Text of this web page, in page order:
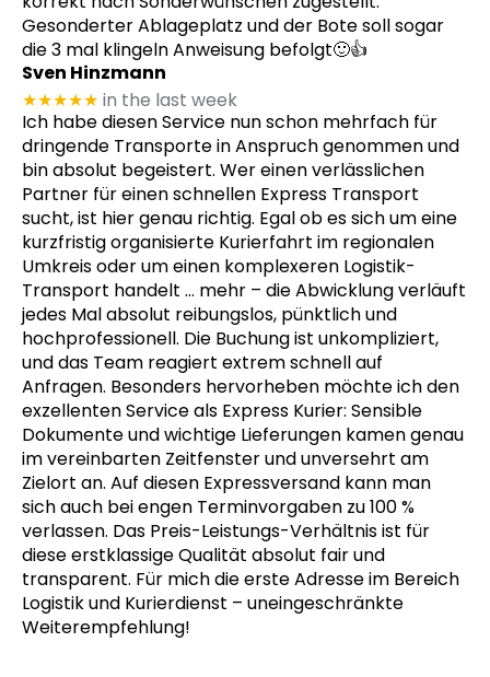
Gesonderter Ablageplatz und der Bote soll sogar
die 3 mal klingeln Anweisung befolgt🙂👍
Sven Hinzmann
★★★★★ in the last week
Ich habe diesen Service nun schon mehrfach für
dringende Transporte in Anspruch genommen und
bin absolut begeistert. Wer einen verlässlichen
Partner für einen schnellen Express Transport
sucht, ist hier genau richtig. Egal ob es sich um eine
kurzfristig organisierte Kurierfahrt im regionalen
Umkreis oder um einen komplexeren Logistik-
Transport handelt … mehr – die Abwicklung verläuft
jedes Mal absolut reibungslos, pünktlich und
hochprofessionell. Die Buchung ist unkompliziert,
und das Team reagiert extrem schnell auf
Anfragen. Besonders hervorheben möchte ich den
exzellenten Service als Express Kurier: Sensible
Dokumente und wichtige Lieferungen kamen genau
im vereinbarten Zeitfenster und unversehrt am
Zielort an. Auf diesen Expressversand kann man
sich auch bei engen Terminvorgaben zu 100 %
verlassen. Das Preis-Leistungs-Verhältnis ist für
diese erstklassige Qualität absolut fair und
transparent. Für mich die erste Adresse im Bereich
Logistik und Kurierdienst – uneingeschränkte
Weiterempfehlung!